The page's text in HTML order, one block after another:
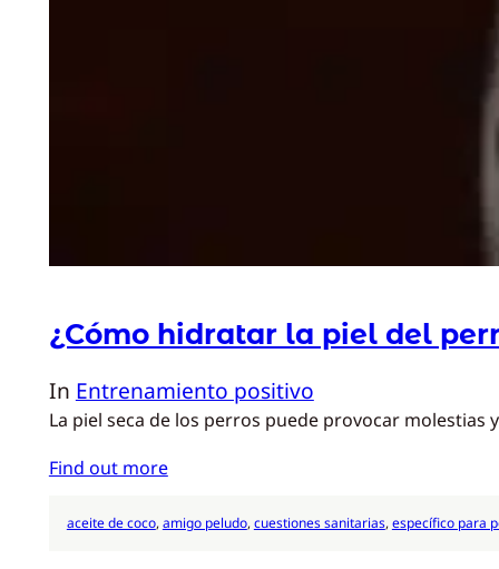
¿Cómo hidratar la piel del
In Entrenamiento positivo
La piel seca de los perros puede provocar
Find out more
aceite de coco, amigo peludo, cuestiones sanitarias, específico para